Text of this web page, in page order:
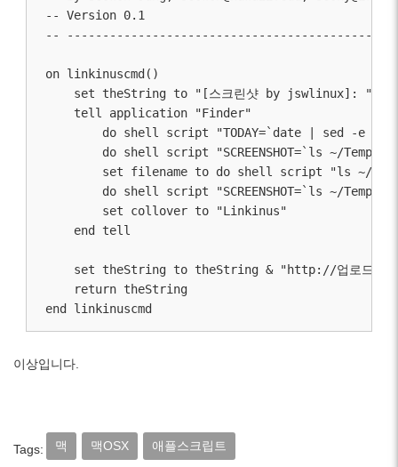
-- Version 0.1
--
on linkinuscmd()
    set theString to "[스크린샷 by jswlinux]: "
    tell application "Finder"
do shell script "TODAY=`date | sed -e
do shell script "SCREENSHOT=`ls ~/Temp/
set filename to do shell script "ls ~/
do shell script "SCREENSHOT=`ls ~/Temp/
        set collover to "Linkinus"
    end tell
set theString to theString & "http://업로드하
    return theString
이상입니다.
Tags: 맥 맥OSX 애플스크립트